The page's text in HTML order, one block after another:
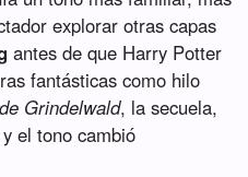
explorar otras capas
antes de que Harry Potter
fantásticas como hilo
Grindelwald, la secuela,
el tono cambió